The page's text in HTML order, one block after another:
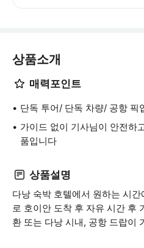
상품소개
매력포인트
단독 투어/ 단독 차량/ 공항 픽
가이드 없이 기사님이 안전하
품입니다
상품설명
다낭 숙박 호텔에서 원하는 시
로 호이안 도착 후 자유 시간 후
환 또는 다낭 시내, 공항 드랍이